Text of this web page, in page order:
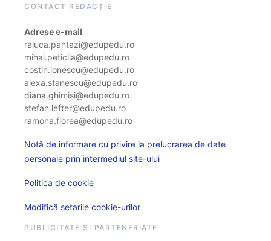
CONTACT REDACȚIE
Adrese e-mail
raluca.pantazi@edupedu.ro
mihai.peticila@edupedu.ro
costin.ionescu@edupedu.ro
alexa.stanescu@edupedu.ro
diana.ghimisi@edupedu.ro
stefan.lefter@edupedu.ro
ramona.florea@edupedu.ro
Notă de informare cu privire la prelucrarea de date
personale prin intermediul site-ului
Politica de cookie
Modifică setarile cookie-urilor
PUBLICITATE ȘI PARTENERIATE